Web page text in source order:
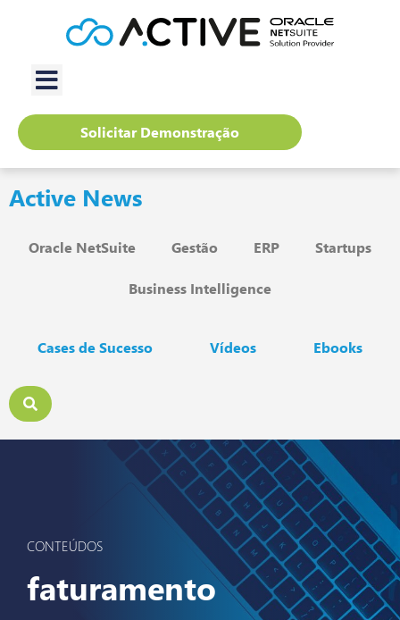
Solicitar Demonstração
Active News
Oracle NetSuite Gestão ERP Startups
Business Intelligence
Cases de Sucesso Vídeos Ebooks
CONTEÚDOS
faturamento